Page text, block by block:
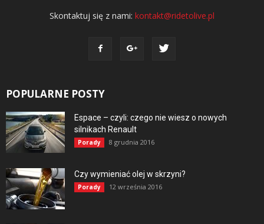
Skontaktuj się z nami: kontakt@ridetolive.pl
POPULARNE POSTY
Espace – czyli: czego nie wiesz o nowych
silnikach Renault
Porady 8 grudnia 2016
Czy wymieniać olej w skrzyni?
Porady 12 września 2016